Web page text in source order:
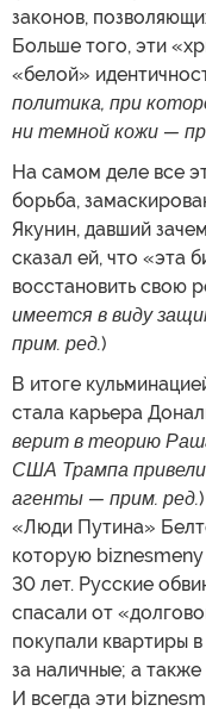
законов,
Больше того, эти
«белой»
политика, при
ни темной кожи —
На самом деле все
борьба,
Якунин, давший
сказал ей, что «эта
восстановить свою
имеется в виду
прим. ред.)
В итоге
стала карьера
верит в теорию
США Трампа привели
агенты — прим. ред.
«Люди Путина»
которую biznesmeny
30 лет. Русские
спасали от
покупали квартиры
за наличные; а
И всегда эти